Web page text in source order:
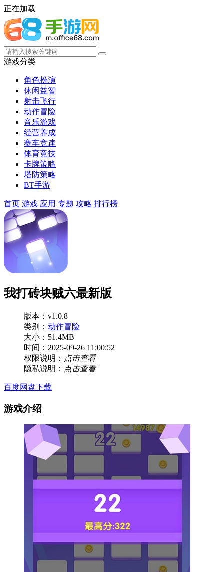
正在加载
游戏分类
角色扮演
休闲益智
射击飞行
动作冒险
音乐游戏
经营养成
赛车竞速
体育竞技
卡牌策略
塔防策略
BT手游
首页 游戏 应用 专题 攻略 排行榜
我打砖块贼六最新版
版本：v1.0.8
类别： 动作冒险
大小：51.4MB
时间：2025-09-26 11:00:52
权限说明： 点击查看
隐私说明： 点击查看
百度网盘下载
游戏介绍